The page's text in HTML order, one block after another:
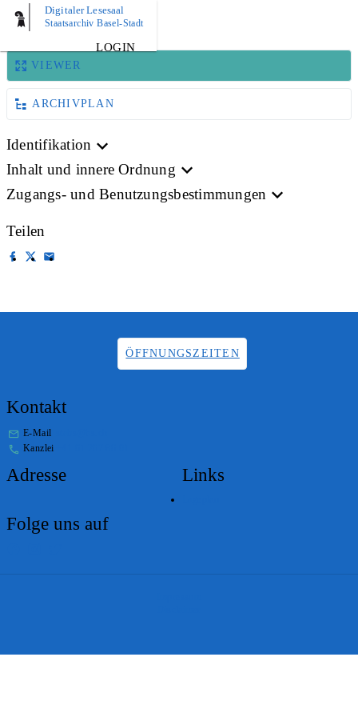
Digitaler Lesesaal
Staatsarchiv Basel-Stadt
LOGIN
BILD
VIEWER
ARCHIVPLAN
Identifikation
Inhalt und innere Ordnung
Zugangs- und Benutzungsbestimmungen
Teilen
ÖFFNUNGSZEITEN
Kontakt
E-Mail
Kanzlei
Adresse Links
Folge uns auf